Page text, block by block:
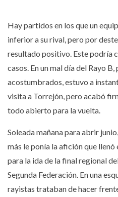
Hay partidos en los que un
inferior a su rival, pero por
resultado positivo. Este podría
casos. En un mal día del Rayo
acostumbrados, estuvo a
visita a Torrejón, pero acabó
todo abierto para la vuelta.
Soleada mañana para abrir
más le ponía la afición que
para la ida de la final regional
Segunda Federación. En una
rayistas trataban de hacer